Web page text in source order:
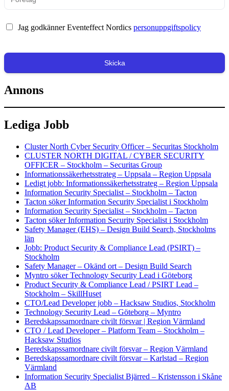
Jag godkänner Eventeffect Nordics personuppgiftspolicy
Skicka
Annons
Lediga Jobb
Cluster North Cyber Security Officer – Securitas Stockholm
CLUSTER NORTH DIGITAL / CYBER SECURITY
OFFICER – Stockholm – Securitas Group
Informationssäkerhetsstrateg – Uppsala – Region Uppsala
Ledigt jobb: Informationssäkerhetsstrateg – Region Uppsala
Information Security Specialist – Stockholm – Tacton
Tacton söker Information Security Specialist i Stockholm
Information Security Specialist – Stockholm – Tacton
Tacton söker Information Security Specialist i Stockholm
Safety Manager (EHS) – Design Build Search, Stockholms
län
Jobb: Product Security & Compliance Lead (PSIRT) –
Stockholm
Safety Manager – Okänd ort – Design Build Search
Myntro söker Technology Security Lead i Göteborg
Product Security & Compliance Lead / PSIRT Lead –
Stockholm – SkillHuset
CTO/Lead Developer jobb – Hacksaw Studios, Stockholm
Technology Security Lead – Göteborg – Myntro
Beredskapssamordnare civilt försvar | Region Värmland
CTO / Lead Developer – Platform Team – Stockholm –
Hacksaw Studios
Beredskapssamordnare civilt försvar – Region Värmland
Beredskapssamordnare civilt försvar – Karlstad – Region
Värmland
Information Security Specialist Bjärred – Kristensson i Skåne
AB